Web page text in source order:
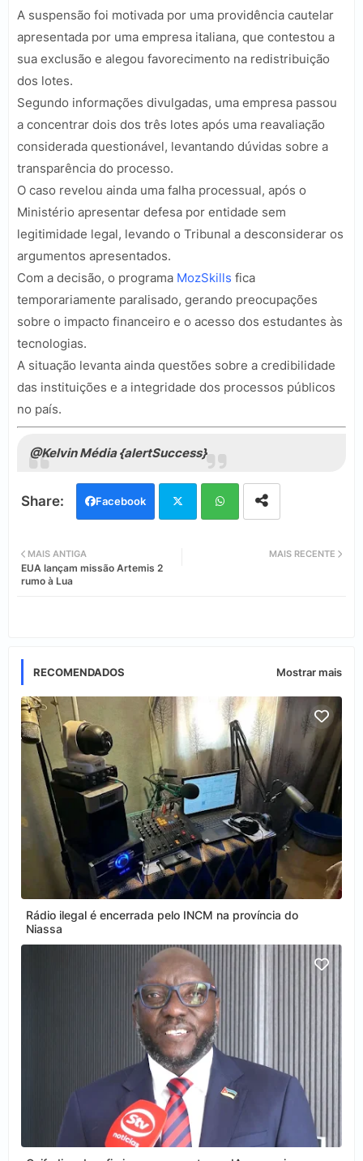
A suspensão foi motivada por uma providência cautelar
apresentada por uma empresa italiana, que contestou a
sua exclusão e alegou favorecimento na redistribuição
dos lotes.
Segundo informações divulgadas, uma empresa passou
a concentrar dois dos três lotes após uma reavaliação
considerada questionável, levantando dúvidas sobre a
transparência do processo.
O caso revelou ainda uma falha processual, após o
Ministério apresentar defesa por entidade sem
legitimidade legal, levando o Tribunal a desconsiderar os
argumentos apresentados.
Com a decisão, o programa MozSkills fica
temporariamente paralisado, gerando preocupações
sobre o impacto financeiro e o acesso dos estudantes às
tecnologias.
A situação levanta ainda questões sobre a credibilidade
das instituições e a integridade dos processos públicos
no país.
@Kelvin Média {alertSuccess}
Facebook
MAIS RECENTE
MAIS ANTIGA
EUA lançam missão Artemis 2
rumo à Lua
RECOMENDADOS Mostrar mais
Rádio ilegal é encerrada pelo INCM na província do
Niassa